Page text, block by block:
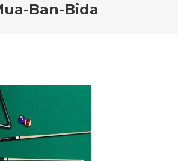
Ban-Bida